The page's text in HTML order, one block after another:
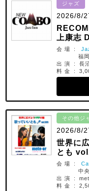
ジャズ
2026/8/
上康志
会 場 :
福
出 演 : 長
料 金 :
その他ジ
2026/8/
世界に
とも
会 場 :
中
出 演 :
料 金 :